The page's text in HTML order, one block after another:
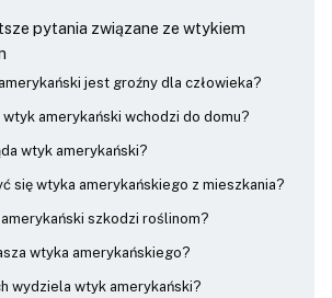
pytania związane ze wtykiem
jest groźny dla człowieka?
wtyk amerykański wchodzi do domu?
wtyk amerykański?
się wtyka amerykańskiego z mieszkania?
szkodzi roślinom?
wtyka amerykańskiego?
wydziela wtyk amerykański?